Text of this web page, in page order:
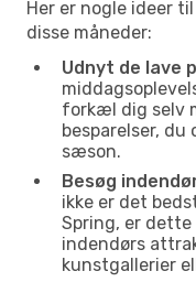
Her er nogle ideer
disse måneder:
Udnyt de lave
forkæl dig selv
besparelser, du
sæson.
Besøg
ikke er det
Spring, er
indendørs
kunstgallerier